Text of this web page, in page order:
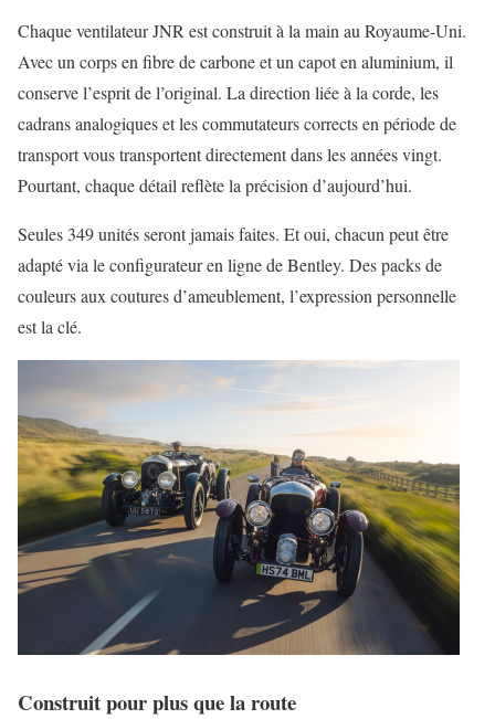
Chaque ventilateur JNR est construit à la main au Royaume-Uni.
Avec un corps en fibre de carbone et un capot en aluminium, il
conserve l’esprit de l’original. La direction liée à la corde, les
cadrans analogiques et les commutateurs corrects en période de
transport vous transportent directement dans les années vingt.
Pourtant, chaque détail reflète la précision d’aujourd’hui.
Seules 349 unités seront jamais faites. Et oui, chacun peut être
adapté via le configurateur en ligne de Bentley. Des packs de
couleurs aux coutures d’ameublement, l’expression personnelle
est la clé.
Construit pour plus que la route